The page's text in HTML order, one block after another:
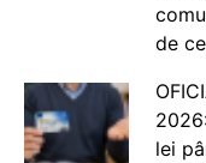
de
lei